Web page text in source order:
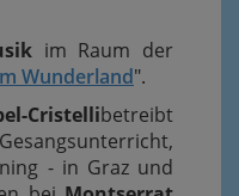
im Raum der
Wunderland".
Cristellibetreibt
- in Graz und